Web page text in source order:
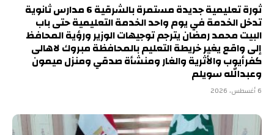
ثورة تعليمية جديدة مستمرة بالشرقية 6 مدارس ثانوية
تدخل الخدمة في يوم واحد الخدمة التعليمية حتى باب
البيت محمد رمضان يترجم توجيهات الوزير ورؤية المحافظ
إلى واقع يغير خريطة التعليم بالمحافظة مبروك لاهالى
كفرأيوب والأثرية والغار ومنشأة صدقي ومنزل ميمون
وعبدالله سويلم
6 أغسطس، 2026